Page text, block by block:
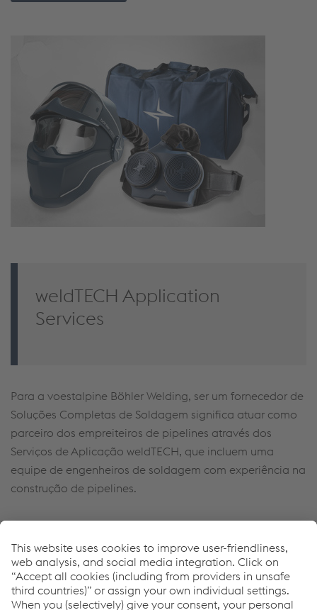
weldTECH Application
Services
Para a voestalpine Böhler Welding, ser um fornecedor de
Soluções Completas de Soldagem significa atuar como
parceiro dos empreiteiros de pipelines através dos
Serviços de Aplicação weldTECH, que incluem uma
equipe de engenheiros de soldagem com experiência na
construção de pipelines.